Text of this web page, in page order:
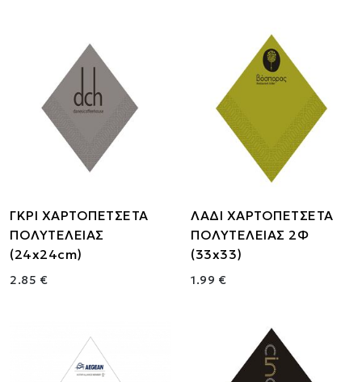
ΓΚΡΙ ΧΑΡΤΟΠΕΤΣΕΤΑ
ΠΟΛΥΤΕΛΕΙΑΣ
(24x24cm)
2.85 €
ΛΑΔΙ ΧΑΡΤΟΠΕΤΣΕΤΑ
ΠΟΛΥΤΕΛΕΙΑΣ 2Φ
(33x33)
1.99 €